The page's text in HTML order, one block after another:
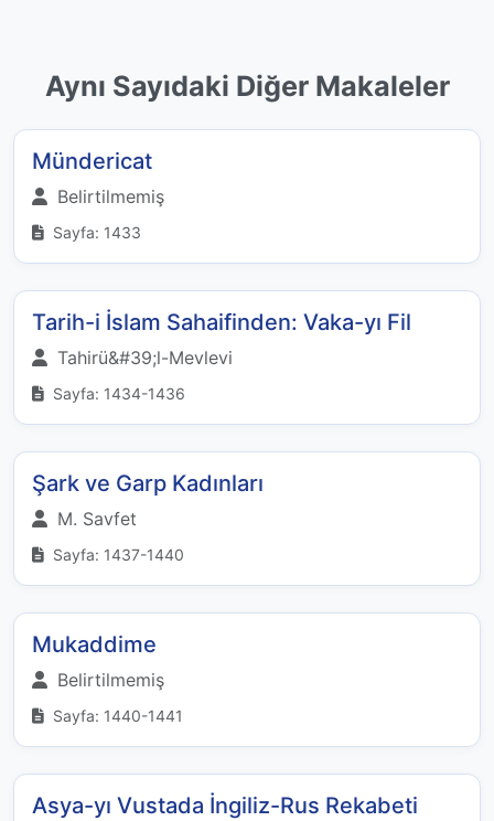
Aynı Sayıdaki Diğer Makaleler
Mündericat
Belirtilmemiş
Sayfa: 1433
Tarih-i İslam Sahaifinden: Vaka-yı Fil
Tahirü&#39;l-Mevlevi
Sayfa: 1434-1436
Şark ve Garp Kadınları
M. Savfet
Sayfa: 1437-1440
Mukaddime
Belirtilmemiş
Sayfa: 1440-1441
Asya-yı Vustada İngiliz-Rus Rekabeti